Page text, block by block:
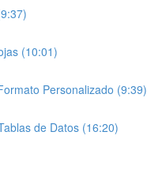
(10:01)
Personalizado (9:39)
de Datos (16:20)